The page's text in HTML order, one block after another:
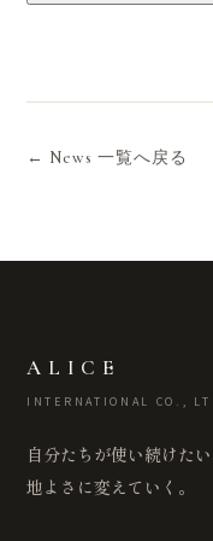
← News 一覧へ戻る
ALICE
INTERNATIONAL CO.,
自分たちが使い続けた
地よさに変えていく。